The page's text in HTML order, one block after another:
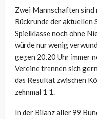
Zwei Mannschaften sind
Rückrunde der aktuellen
Spielklasse noch ohne
würde nur wenig
gegen 20.20 Uhr immer
Vereine trennen sich
das Resultat zwischen
zehnmal 1:1.
In der Bilanz aller 99